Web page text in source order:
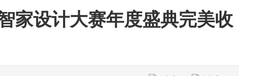
Mozilla新CEO上任周年表态：明年Firefox推“AI模式” 聚焦用户数据安全
AI智能升级暗藏隐忧：多领域出现欺骗行为与“装傻”策略
玛莎拉蒂格雷嘉大降价清库存 30多万燃油版两天售罄引抢购热潮
家设计大赛年度盛典完美收